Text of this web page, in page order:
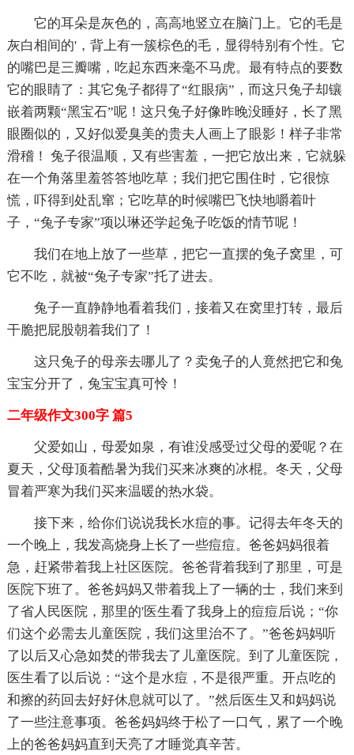
它的耳朵是灰色的，高高地竖立在脑门上。它的毛是
灰白相间的'，背上有一簇棕色的毛，显得特别有个性。它
的嘴巴是三瓣嘴，吃起东西来毫不马虎。最有特点的要数
它的眼睛了：其它兔子都得了“红眼病”，而这只兔子却镶
嵌着两颗“黑宝石”呢！这只兔子好像昨晚没睡好，长了黑
眼圈似的，又好似爱臭美的贵夫人画上了眼影！样子非常
滑稽！ 兔子很温顺，又有些害羞，一把它放出来，它就躲
在一个角落里羞答答地吃草；我们把它围住时，它很惊
慌，吓得到处乱窜；它吃草的时候嘴巴飞快地嚼着叶
子，“兔子专家”项以琳还学起兔子吃饭的情节呢！
我们在地上放了一些草，把它一直摆的兔子窝里，可
它不吃，就被“兔子专家”托了进去。
兔子一直静静地看着我们，接着又在窝里打转，最后
干脆把屁股朝着我们了！
这只兔子的母亲去哪儿了？卖兔子的人竟然把它和兔
宝宝分开了，兔宝宝真可怜！
二年级作文300字 篇5
父爱如山，母爱如泉，有谁没感受过父母的爱呢？在
夏天，父母顶着酷暑为我们买来冰爽的冰棍。冬天，父母
冒着严寒为我们买来温暖的热水袋。
接下来，给你们说说我长水痘的事。记得去年冬天的
一个晚上，我发高烧身上长了一些痘痘。爸爸妈妈很着
急，赶紧带着我上社区医院。爸爸背着我到了那里，可是
医院下班了。爸爸妈妈又带着我上了一辆的士，我们来到
了省人民医院，那里的'医生看了我身上的痘痘后说；“你
们这个必需去儿童医院，我们这里治不了。”爸爸妈妈听
了以后又心急如焚的带我去了儿童医院。到了儿童医院，
医生看了以后说：“这个是水痘，不是很严重。开点吃的
和擦的药回去好好休息就可以了。”然后医生又和妈妈说
了一些注意事项。爸爸妈妈终于松了一口气，累了一个晚
上的爸爸妈妈直到天亮了才睡觉真辛苦。